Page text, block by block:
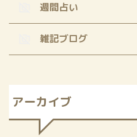
週間占い
雑記ブログ
アーカイブ